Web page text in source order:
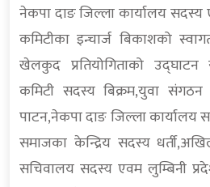
नेकपा दाङ जिल्ला कार्यालय
कमिटीका इन्चार्ज बिकाशको
खेलकुद प्रतियोगिताको
कमिटी सदस्य बिक्रम,युवा संगठन
पाटन,नेकपा दाङ जिल्ला कार्यालय
समाजका केन्द्रिय सदस्य
सचिवालय सदस्य एवम लुम्बिनी